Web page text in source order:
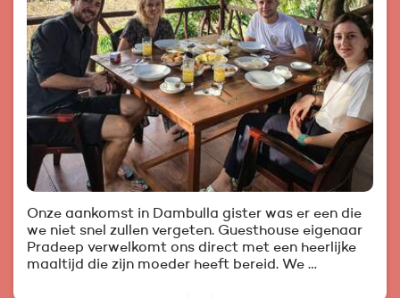
Onze aankomst in Dambulla gister was er een die
we niet snel zullen vergeten. Guesthouse eigenaar
Pradeep verwelkomt ons direct met een heerlijke
maaltijd die zijn moeder heeft bereid. We …